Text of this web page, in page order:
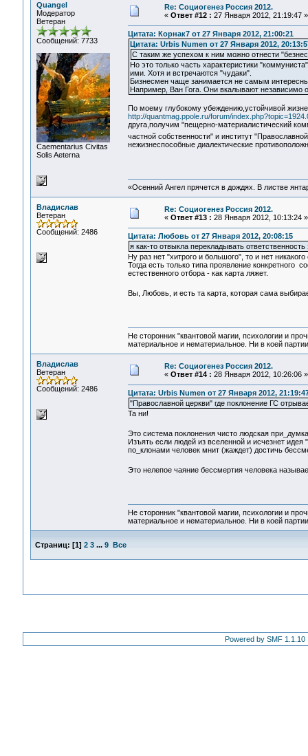
Quangel
Модератор
Ветеран
Сообщений: 7733
Сaementarius Civitas
Solis Aeterna
Re: Социогенез Россия 2012.
« Ответ #12 : 27 Января 2012, 21:19:47 »
Цитата: Корнак7 от 27 Января 2012, 21:00:21
Цитата: Urbis Numen от 27 Января 2012,
С таким же успехом к ним можно отнести
Но это только часть характеристики
ими. Хотя и встречаются "чудаки".
Бизнесмен чаще занимается не самым
Например, Ван Гога. Они вкалывают независимо
По моему глубокому убеждению,устойчивой
http://quantmag.ppole.ru/forum/
друга,получим "пещерно-материалистический
частной собственности" и институт
нежизнеспособные диалектические
«Осенний Ангел прячется в дождях. В листве
Владислав
Ветеран
Сообщений: 2486
Re: Социогенез Россия 2012.
« Ответ #13 : 28 Января 2012, 10:13:24 »
Цитата: Любовь от 27 Января 2012, 20:08:15
я как-то отвыкла перекладывать
Ну раз нет "хитрого и большого", то и нет
Тогда есть только типа проявление конкретного
естественного отбора - как карта ляжет.
Вы, Любовь, и есть та карта, которая сама
Не сторонник "квантовой магии, психологии и
материальное и нематериальное. Ни в коей
Владислав
Ветеран
Сообщений: 2486
Re: Социогенез Россия 2012.
« Ответ #14 : 28 Января 2012, 10:26:06 »
Цитата: Urbis Numen от 27 Января 2012,
"Православной церкви" где поклонение ГС
Та ни!
Это система поклонения чисто людская
Изъять если людей из вселенной и исчезнет
по_клонами человек мнит (жаждет) достичь
Это нелепое чаяние бессмертия человека
Не сторонник "квантовой магии, психологии и
материальное и нематериальное. Ни в коей
Страниц: [1] 2 3 ... 9 Все
Powered by SMF 1.1.10